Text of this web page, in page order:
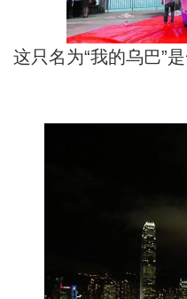
这只名为“我的乌巴”